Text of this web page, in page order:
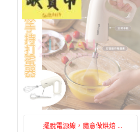
擺脫電源線，隨意做烘焙